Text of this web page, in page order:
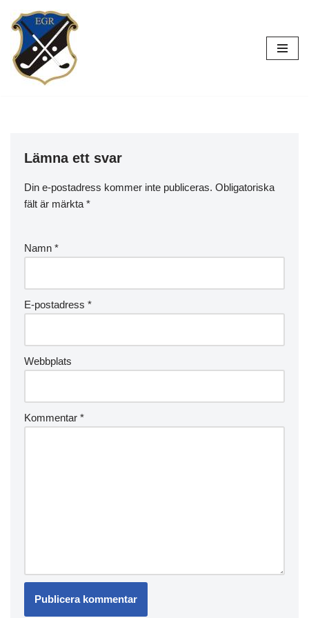
Hoppa
till
innehåll
Lämna ett svar
Din e-postadress kommer inte publiceras. Obligatoriska
fält är märkta *
Namn *
E-postadress *
Webbplats
Kommentar *